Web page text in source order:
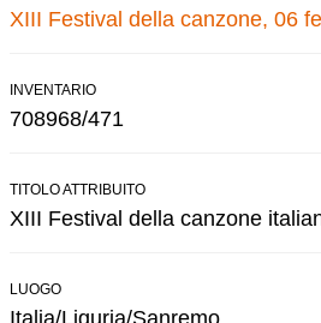
XIII Festival della canzone, 06
INVENTARIO
708968/471
TITOLO ATTRIBUITO
XIII Festival della canzone
LUOGO
Italia/Liguria/Sanremo